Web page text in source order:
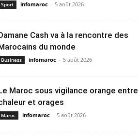
Sport infomaroc - 5 août 2026
Cash va à la rencontre des
du monde
Business infomaroc - 5 août 2026
Maroc sous vigilance orange entre
et orages
Maroc infomaroc - 5 août 2026